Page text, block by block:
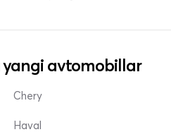
avtomobillar
Chery
Haval